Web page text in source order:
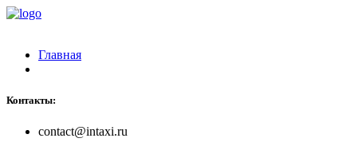
Главная
Контакты:
contact@intaxi.ru